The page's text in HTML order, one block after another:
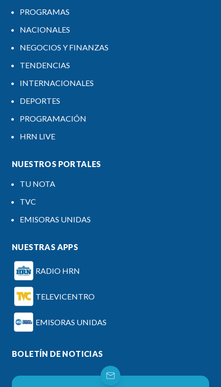
PROGRAMAS
NACIONALES
NEGOCIOS Y FINANZAS
TENDENCIAS
INTERNACIONALES
DEPORTES
PROGRAMACIÓN
HRN LIVE
NUESTROS PORTALES
TU NOTA
TVC
EMISORAS UNIDAS
NUESTRAS APPS
RADIO HRN
TELEVICENTRO
EMISORAS UNIDAS
BOLETÍN DE NOTICIAS